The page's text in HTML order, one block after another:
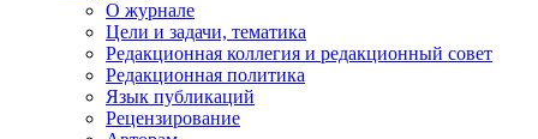
О журнале
Цели и задачи, тематика
Редакционная коллегия и редакционный совет
Редакционная политика
Язык публикаций
Рецензирование